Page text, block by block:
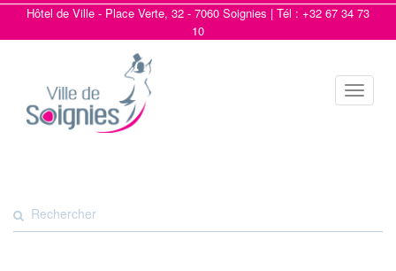
Hôtel de Ville - Place Verte, 32 - 7060 Soignies | Tél : +32 67 34 73
10
Toggle